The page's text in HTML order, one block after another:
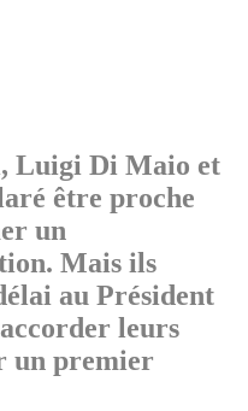
Luigi Di Maio et
être proche
un
Mais ils
au Président
leurs
un premier